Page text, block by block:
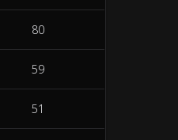
80
59
51